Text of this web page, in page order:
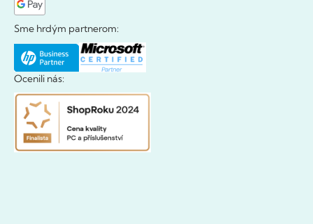
Sme hrdým partnerom:
Ocenili nás: